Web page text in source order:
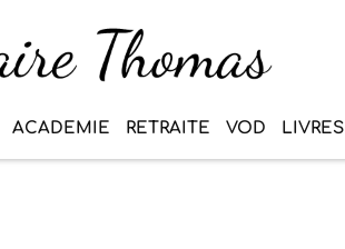
ACADEMIE RETRAITE VOD LIVRES